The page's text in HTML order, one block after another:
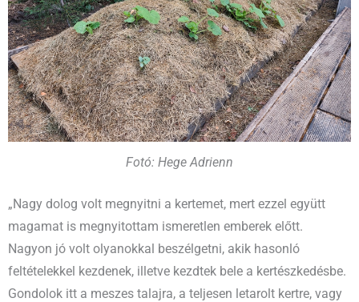
Fotó: Hege Adrienn
„Nagy dolog volt megnyitni a kertemet, mert ezzel együtt
magamat is megnyitottam ismeretlen emberek előtt.
Nagyon jó volt olyanokkal beszélgetni, akik hasonló
feltételekkel kezdenek, illetve kezdtek bele a kertészkedésbe.
Gondolok itt a meszes talajra, a teljesen letarolt kertre, vagy